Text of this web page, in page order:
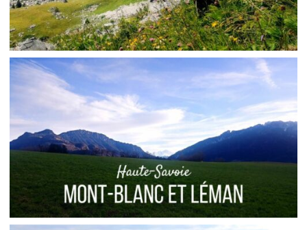
FRANCE // RANDONNÉE AU COL DES PORTES
Audrey Blog,